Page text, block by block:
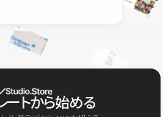
ートから始める